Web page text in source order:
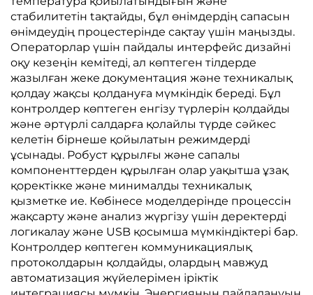
стабилитетін taқтайды, бұл өнімдердің сапасын
өнімдеудің процестерінде сақтау үшін маңызды.
Операторлар үшін пайдалы интерфейс дизайні
оқу кезеңін кемітеді, ал көптеген тілдерде
жазылған жеке документация және техникалық
қолдау жақсы қолдануға мүмкіндік береді. Бұл
контролдер көптеген енгізу түрлерін қолдайды
және әртүрлі салдарға қолайлы түрде сәйкес
келетін бірнеше қойылатын режимдерді
ұсынады. Робуст құрылғы және сапалы
компоненттерден құрылған олар уақытша ұзақ
қоректікке және минималды техникалық
қызметке ие. Көбінесе моделдерінде процессін
жақсарту және анализ жүргізу үшін деректерді
логикалау және USB қосымша мүмкіндіктері бар.
Контролдер көптеген коммуникациялық
протоколдарын қолдайды, олардың мавжуд
автоматизация жүйелерімен іріктік